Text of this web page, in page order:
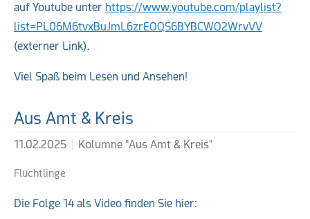
auf Youtube unter https://www.youtube.com/playlist?
list=PL06M6tvxBuJmL6zrEOQS6BYBCWO2WrvVV
(externer Link).
Viel Spaß beim Lesen und Ansehen!
Weiterführende Links
Aus Amt & Kreis
11.02.2025 Kolumne "Aus Amt & Kreis"
Flüchtlinge
Die Folge 14 als Video finden Sie hier: